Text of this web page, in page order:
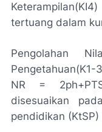
tertuang dalam
Pengolahan
NR =
disesuaikan
pendidikan